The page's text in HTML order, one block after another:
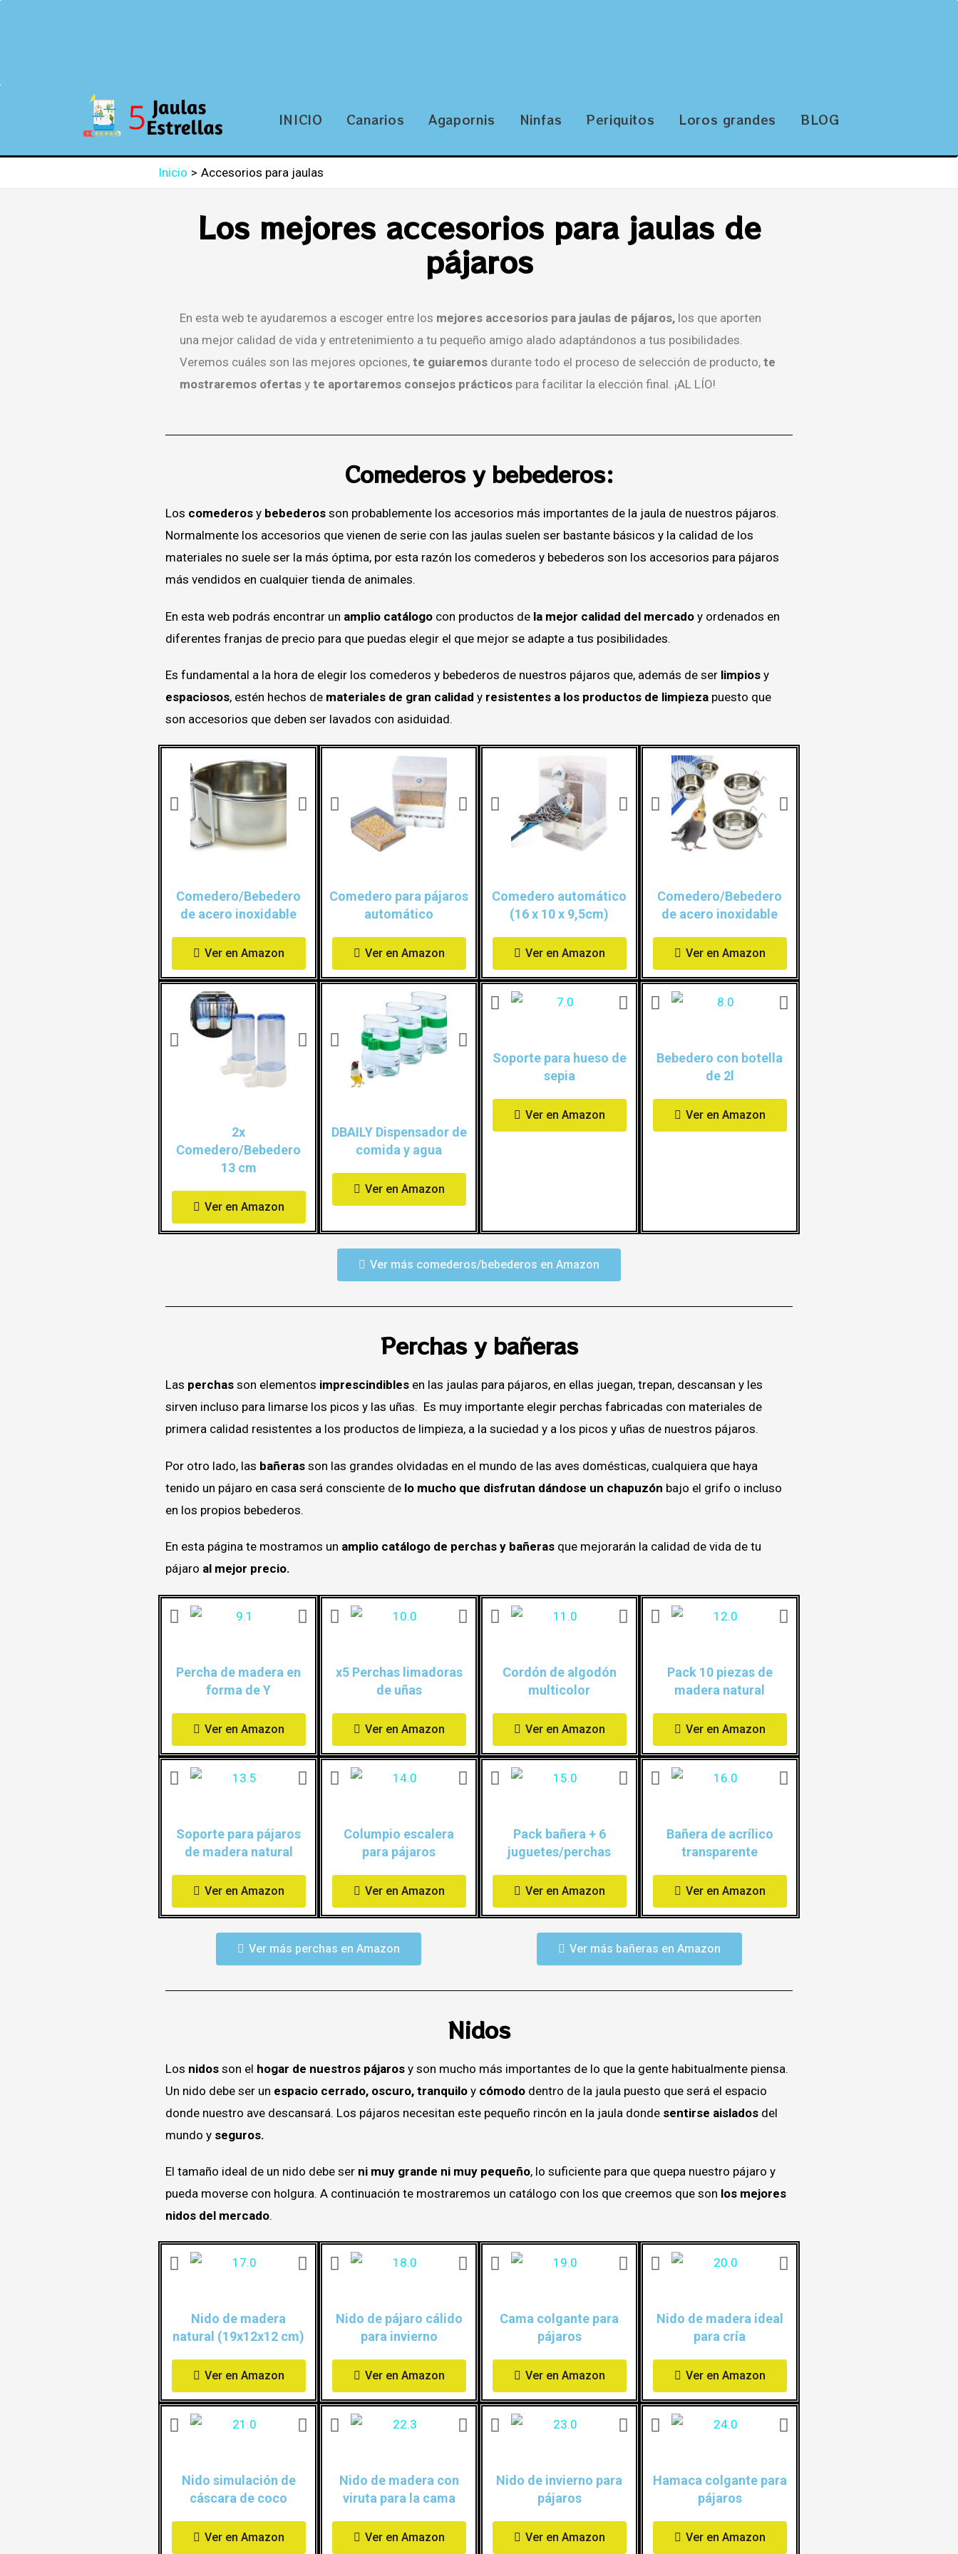
INICIO Canarios Agapornis Ninfas Periquitos Loros grandes BLOG
Inicio Accesorios para jaulas
Los mejores accesorios para jaulas de
pájaros
En esta web te ayudaremos a escoger entre los mejores accesorios para jaulas de pájaros, los que aporten
una mejor calidad de vida y entretenimiento a tu pequeño amigo alado adaptándonos a tus posibilidades.
Veremos cuáles son las mejores opciones, te guiaremos durante todo el proceso de selección de producto, te
mostraremos ofertas y te aportaremos consejos prácticos para facilitar la elección final. ¡AL LÍO!
Comederos y bebederos:
Los comederos y bebederos son probablemente los accesorios más importantes de la jaula de nuestros pájaros.
Normalmente los accesorios que vienen de serie con las jaulas suelen ser bastante básicos y la calidad de los
materiales no suele ser la más óptima, por esta razón los comederos y bebederos son los accesorios para pájaros
más vendidos en cualquier tienda de animales.
En esta web podrás encontrar un amplio catálogo con productos de la mejor calidad del mercado y ordenados en
diferentes franjas de precio para que puedas elegir el que mejor se adapte a tus posibilidades.
Es fundamental a la hora de elegir los comederos y bebederos de nuestros pájaros que, además de ser limpios y
espaciosos, estén hechos de materiales de gran calidad y resistentes a los productos de limpieza puesto que
son accesorios que deben ser lavados con asiduidad.
Comedero/Bebedero
de acero inoxidable
Ver en Amazon
Comedero para pájaros
automático
Ver en Amazon
Comedero automático
(16 x 10 x 9,5cm)
Ver en Amazon
Comedero/Bebedero
de acero inoxidable
Ver en Amazon
2x
Comedero/Bebedero
13 cm
Ver en Amazon
DBAILY Dispensador de
comida y agua
Ver en Amazon
Soporte para hueso de
sepia
Ver en Amazon
Bebedero con botella
de 2l
Ver en Amazon
Ver más comederos/bebederos en Amazon
Perchas y bañeras
Las perchas son elementos imprescindibles en las jaulas para pájaros, en ellas juegan, trepan, descansan y les
sirven incluso para limarse los picos y las uñas. Es muy importante elegir perchas fabricadas con materiales de
primera calidad resistentes a los productos de limpieza, a la suciedad y a los picos y uñas de nuestros pájaros.
Por otro lado, las bañeras son las grandes olvidadas en el mundo de las aves domésticas, cualquiera que haya
tenido un pájaro en casa será consciente de lo mucho que disfrutan dándose un chapuzón bajo el grifo o incluso
en los propios bebederos.
En esta página te mostramos un amplio catálogo de perchas y bañeras que mejorarán la calidad de vida de tu
pájaro al mejor precio.
Percha de madera en
forma de Y
Ver en Amazon
x5 Perchas limadoras
de uñas
Ver en Amazon
Cordón de algodón
multicolor
Ver en Amazon
Pack 10 piezas de
madera natural
Ver en Amazon
Soporte para pájaros
de madera natural
Ver en Amazon
Columpio escalera
para pájaros
Ver en Amazon
Pack bañera + 6
juguetes/perchas
Ver en Amazon
Bañera de acrílico
transparente
Ver en Amazon
Ver más perchas en Amazon Ver más bañeras en Amazon
Nidos
Los nidos son el hogar de nuestros pájaros y son mucho más importantes de lo que la gente habitualmente piensa.
Un nido debe ser un espacio cerrado, oscuro, tranquilo y cómodo dentro de la jaula puesto que será el espacio
donde nuestro ave descansará. Los pájaros necesitan este pequeño rincón en la jaula donde sentirse aislados del
mundo y seguros.
El tamaño ideal de un nido debe ser ni muy grande ni muy pequeño, lo suficiente para que quepa nuestro pájaro y
pueda moverse con holgura. A continuación te mostraremos un catálogo con los que creemos que son los mejores
nidos del mercado.
Nido de madera
natural (19x12x12 cm)
Ver en Amazon
Nido de pájaro cálido
para invierno
Ver en Amazon
Cama colgante para
pájaros
Ver en Amazon
Nido de madera ideal
para cría
Ver en Amazon
Nido simulación de
cáscara de coco
Ver en Amazon
Nido de madera con
viruta para la cama
Ver en Amazon
Nido de invierno para
pájaros
Ver en Amazon
Hamaca colgante para
pájaros
Ver en Amazon